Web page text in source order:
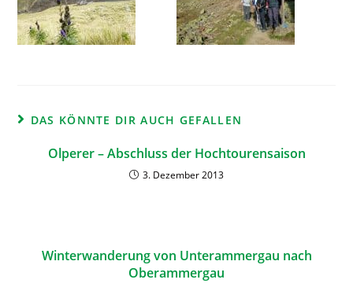
DAS KÖNNTE DIR AUCH GEFALLEN
Olperer – Abschluss der Hochtourensaison
3. Dezember 2013
Winterwanderung von Unterammergau nach
Oberammergau